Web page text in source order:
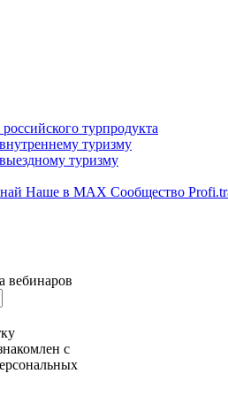
турпродукта
туризму
туризму
Наше в MAX Сообщество
вебинаров
с